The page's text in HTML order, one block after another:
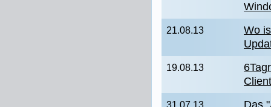
21.08.13
Wo
19.08.13
31.07.13
Das